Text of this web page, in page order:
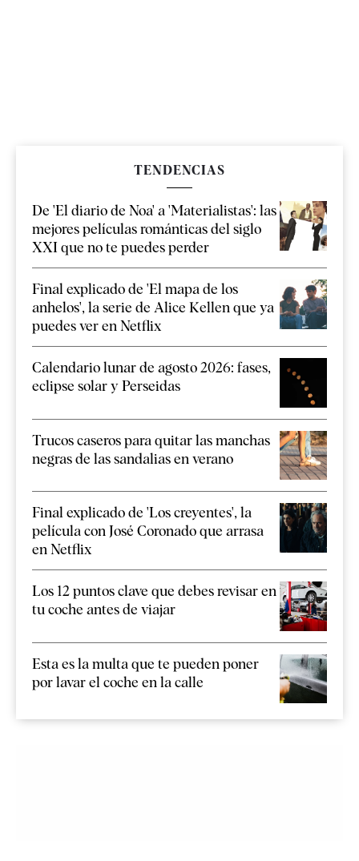
TENDENCIAS
De 'El diario de Noa' a 'Materialistas': las
mejores películas románticas del siglo
XXI que no te puedes perder
Final explicado de 'El mapa de los
anhelos', la serie de Alice Kellen que ya
puedes ver en Netflix
Calendario lunar de agosto 2026: fases,
eclipse solar y Perseidas
Trucos caseros para quitar las manchas
negras de las sandalias en verano
Final explicado de 'Los creyentes', la
película con José Coronado que arrasa
en Netflix
Los 12 puntos clave que debes revisar en
tu coche antes de viajar
Esta es la multa que te pueden poner
por lavar el coche en la calle